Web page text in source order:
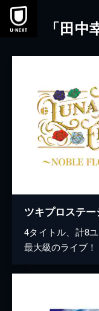
本文へスキップ
「田
4タイトル、計8
最大級のライブ！